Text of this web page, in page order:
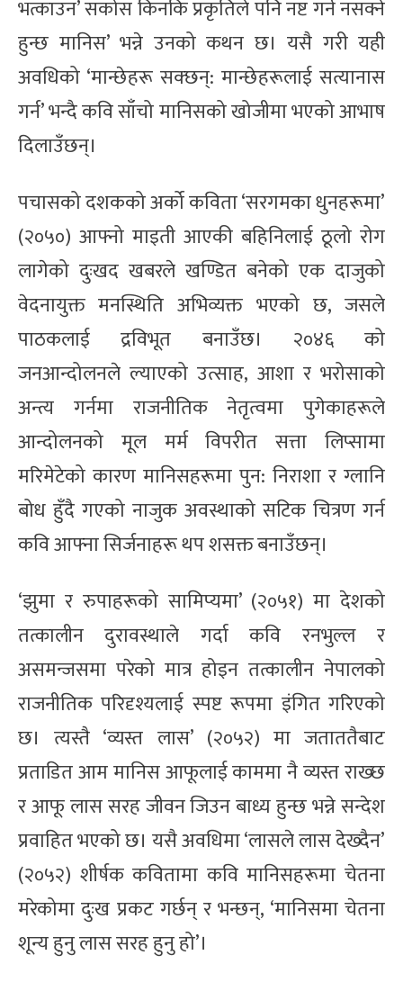
भत्काउन’ सकोस किनकि प्रकृतिले पनि नष्ट गर्न नसक्ने
हुन्छ मानिस’ भन्ने उनको कथन छ। यसै गरी यही
अवधिको ‘मान्छेहरू सक्छन्: मान्छेहरूलाई सत्यानास
गर्न’ भन्दै कवि साँचो मानिसको खोजीमा भएको आभाष
दिलाउँछन्।
पचासको दशकको अर्को कविता ‘सरगमका धुनहरूमा’
(२०५०) आफ्नो माइती आएकी बहिनिलाई ठूलो रोग
लागेको दुःखद खबरले खण्डित बनेको एक दाजुको
वेदनायुक्त मनस्थिति अभिव्यक्त भएको छ, जसले
पाठकलाई द्रविभूत बनाउँछ। २०४६ को
जनआन्दोलनले ल्याएको उत्साह, आशा र भरोसाको
अन्त्य गर्नमा राजनीतिक नेतृत्वमा पुगेकाहरूले
आन्दोलनको मूल मर्म विपरीत सत्ता लिप्सामा
मरिमेटेको कारण मानिसहरूमा पुन: निराशा र ग्लानि
बोध हुँदै गएको नाजुक अवस्थाको सटिक चित्रण गर्न
कवि आफ्ना सिर्जनाहरू थप शसक्त बनाउँछन्।
‘झुमा र रुपाहरूको सामिप्यमा’ (२०५१) मा देशको
तत्कालीन दुरावस्थाले गर्दा कवि रनभुल्ल र
असमन्जसमा परेको मात्र होइन तत्कालीन नेपालको
राजनीतिक परिदृश्यलाई स्पष्ट रूपमा इंगित गरिएको
छ। त्यस्तै ‘व्यस्त लास’ (२०५२) मा जताततैबाट
प्रताडित आम मानिस आफूलाई काममा नै व्यस्त राख्छ
र आफू लास सरह जीवन जिउन बाध्य हुन्छ भन्ने सन्देश
प्रवाहित भएको छ। यसै अवधिमा ‘लासले लास देख्दैन’
(२०५२) शीर्षक कवितामा कवि मानिसहरूमा चेतना
मरेकोमा दुःख प्रकट गर्छन् र भन्छन्, ‘मानिसमा चेतना
शून्य हुनु लास सरह हुनु हो’।